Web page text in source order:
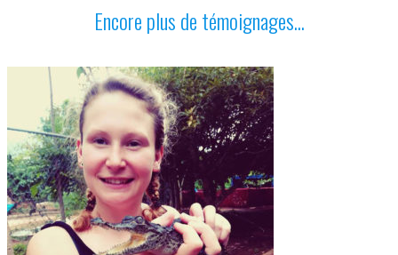
Encore plus de témoignages...